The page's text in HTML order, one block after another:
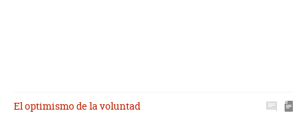
El optimismo de la voluntad